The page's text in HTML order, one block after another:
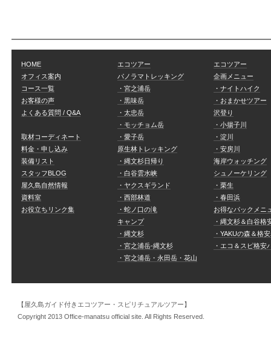
HOME
オフィス案内
コース一覧
お客様の声
よくある質問 / Q&A
取材コーディネート
料金・申し込み
装備リスト
スタッフBLOG
屋久島自然情報
資料室
お役立ちリンク集
エコツアー
パノラマトレッキング
・宮之浦岳
・黒味岳
・太忠岳
・モッチョム岳
・愛子岳
原生林トレッキング
・縄文杉日帰り
・白谷雲水峡
・ヤクスギランド
・西部林道
・蛇ノ口の滝
キャンプ
・縄文杉
・宮之浦岳-縄文杉
・宮之浦岳・永田岳・花山
エコツアー
企画メニュー
・ナイトハイク
・おまかせツアー
沢登り
・小揚子川
・淀川
・安房川
海岸ウォッチング
シュノーケリング
・栗生
・春田浜
お得なパックメニ
・縄文杉＆白谷格
・YAKUの森＆格
・エコ＆スピ格安
【屋久島ガイド付きエコツアー・スピリチュアルツアー】
Copyright 2013 Office-manatsu official site. All Rights Reserved.